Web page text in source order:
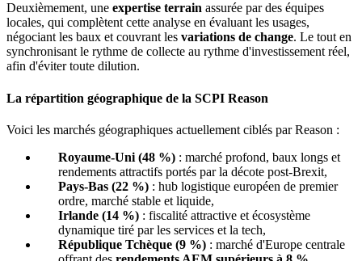
Deuxièmement, une expertise terrain assurée par des équipes
locales, qui complètent cette analyse en évaluant les usages,
négociant les baux et couvrant les variations de change. Le tout en
synchronisant le rythme de collecte au rythme d'investissement réel,
afin d'éviter toute dilution.
La répartition géographique de la SCPI Reason
Voici les marchés géographiques actuellement ciblés par Reason :
Royaume-Uni (48 %) : marché profond, baux longs et
rendements attractifs portés par la décote post-Brexit,
Pays-Bas (22 %) : hub logistique européen de premier
ordre, marché stable et liquide,
Irlande (14 %) : fiscalité attractive et écosystème
dynamique tiré par les services et la tech,
République Tchèque (9 %) : marché d'Europe centrale